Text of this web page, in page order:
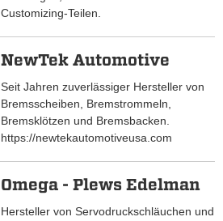
Customizing-Teilen.
NewTek Automotive
Seit Jahren zuverlässiger Hersteller von
Bremsscheiben, Bremstrommeln,
Bremsklötzen und Bremsbacken.
https://newtekautomotiveusa.com
Omega - Plews Edelman
Hersteller von Servodruckschläuchen und